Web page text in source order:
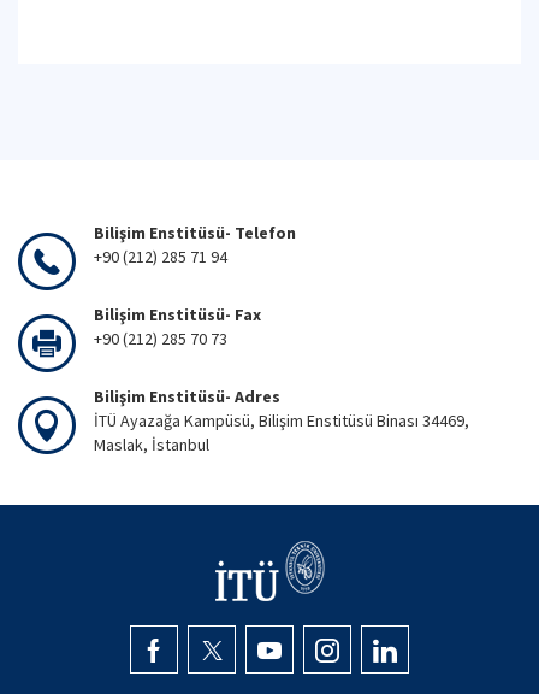
Bilişim Enstitüsü- Telefon
+90 (212) 285 71 94
Bilişim Enstitüsü- Fax
+90 (212) 285 70 73
Bilişim Enstitüsü- Adres
İTÜ Ayazağa Kampüsü, Bilişim Enstitüsü Binası 34469,
Maslak, İstanbul